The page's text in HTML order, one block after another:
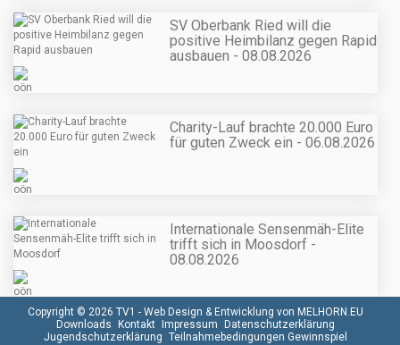
SV Oberbank Ried will die
positive Heimbilanz gegen Rapid
ausbauen - 08.08.2026
Charity-Lauf brachte 20.000 Euro
für guten Zweck ein - 06.08.2026
Internationale Sensenmäh-Elite
trifft sich in Moosdorf -
08.08.2026
Copyright © 2026 TV1 - Web Design & Entwicklung von MELHORN.EU
Downloads
Kontakt Impressum
Datenschutzerklärung
Jugendschutzerklärung Teilnahmebedingungen Gewinnspiel